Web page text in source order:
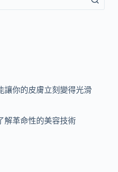
讓你的皮膚立刻變得光滑
解革命性的美容技術